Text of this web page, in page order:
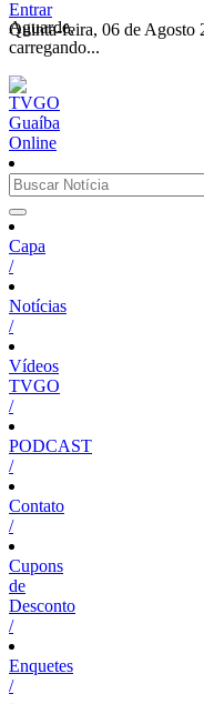
Aguarde,
carregando...
Entrar
Quinta-feira, 06 de Agosto
Capa
/
Notícias
/
Vídeos
TVGO
/
PODCAST
/
Contato
/
Cupons
de
Desconto
/
Enquetes
/